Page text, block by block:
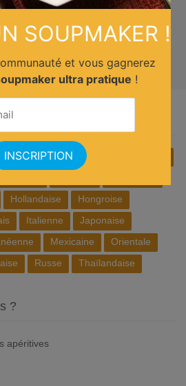
Américaine Anglaise
Hollandaise
Hongroise
Italienne
Japonaise
Mexicaine
Orientale
Russe Thaïlandaise
?
apéritives
SOUPMAKER !
et vous gagnerez
ultra pratique !